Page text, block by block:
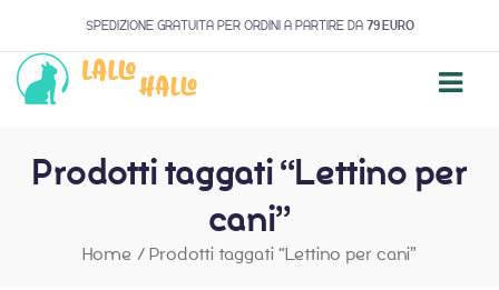
SPEDIZIONE GRATUITA PER ORDINI A PARTIRE DA 79 EURO
Prodotti taggati “Lettino per
cani”
Home / Prodotti taggati “Lettino per cani”